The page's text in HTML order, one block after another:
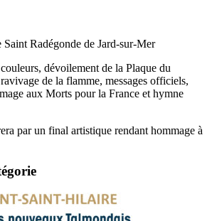
Saint Radégonde de Jard-sur-Mer
dévoilement de la Plaque du
de la flamme, messages officiels,
aux Morts pour la France et hymne
par un final artistique rendant hommage à